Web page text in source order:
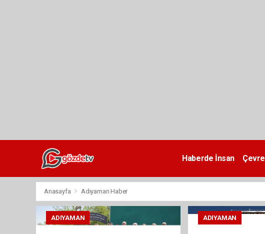
Haberde İnsan Çevre
Anasayfa Adıyaman Haber
ADIYAMAN ADIYAMAN